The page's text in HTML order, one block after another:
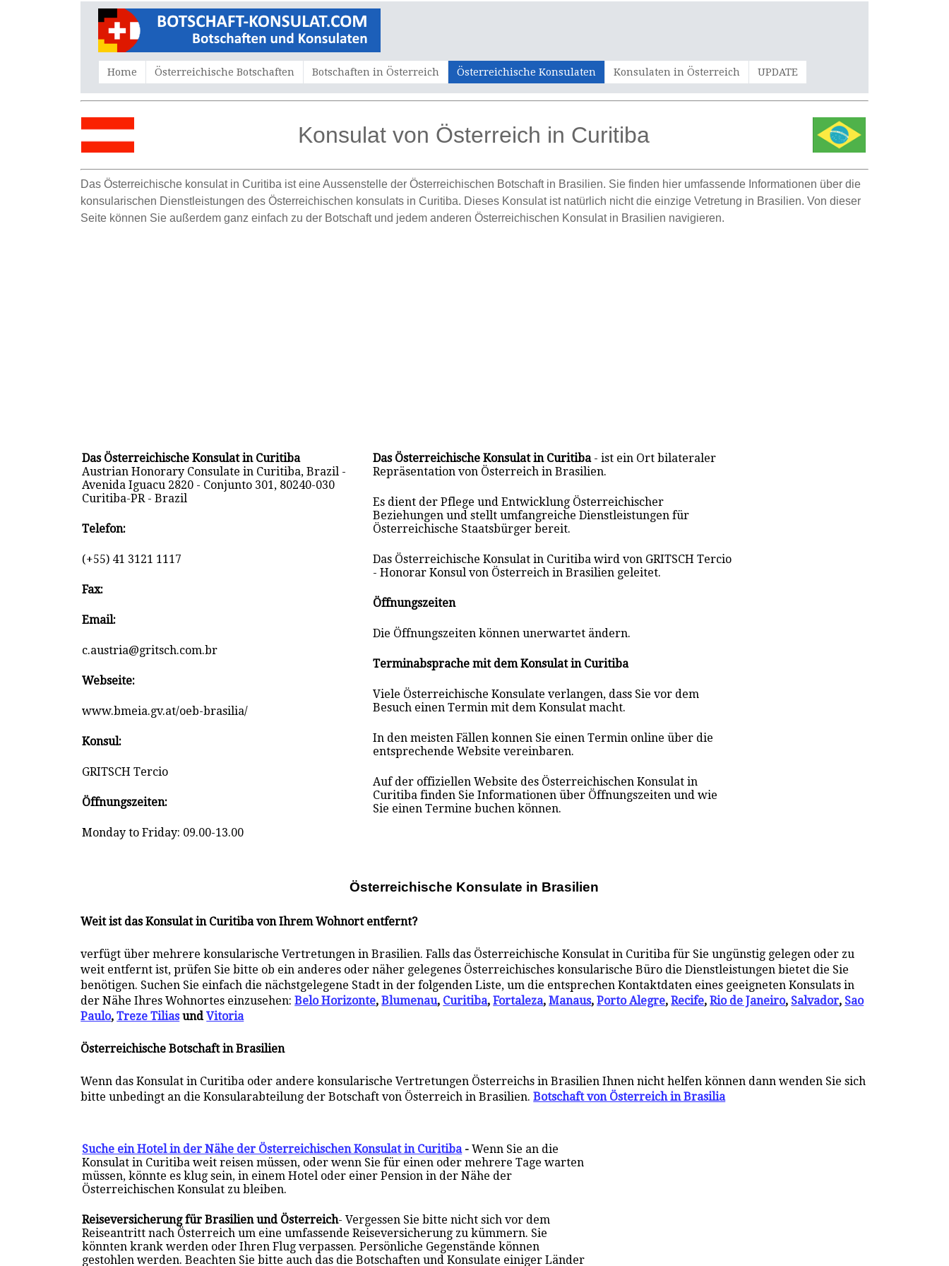
Home Österreichische Botschaften Botschaften in Österreich Österreichische Konsulaten Konsulaten in Österreich UPDATE
Konsulat von Österreich in Curitiba
Das Österreichische konsulat in Curitiba ist eine Aussenstelle der Österreichischen Botschaft in Brasilien. Sie finden hier umfassende Informationen über die
konsularischen Dienstleistungen des Österreichischen konsulats in Curitiba. Dieses Konsulat ist natürlich nicht die einzige Vetretung in Brasilien. Von dieser
Seite können Sie außerdem ganz einfach zu der Botschaft und jedem anderen Österreichischen Konsulat in Brasilien navigieren.
Das Österreichische Konsulat in Curitiba
Austrian Honorary Consulate in Curitiba, Brazil -
Avenida Iguacu 2820 - Conjunto 301, 80240-030
Curitiba-PR - Brazil
Telefon:
(+55) 41 3121 1117
Fax:
Email:
c.austria@gritsch.com.br
Webseite:
www.bmeia.gv.at/oeb-brasilia/
Konsul:
GRITSCH Tercio
Öffnungszeiten:
Monday to Friday: 09.00-13.00
Das Österreichische Konsulat in Curitiba- ist ein Ort bilateraler
Repräsentation von Österreich in Brasilien.
Es dient der Pflege und Entwicklung Österreichischer
Beziehungen und stellt umfangreiche Dienstleistungen für
Österreichische Staatsbürger bereit.
Das Österreichische Konsulat in Curitiba wird von GRITSCH Tercio
- Honorar Konsul von Österreich in Brasilien geleitet.
Öffnungszeiten
Die Öffnungszeiten können unerwartet ändern.
Terminabsprache mit dem Konsulat in Curitiba
Viele Österreichische Konsulate verlangen, dass Sie vor dem
Besuch einen Termin mit dem Konsulat macht.
In den meisten Fällen konnen Sie einen Termin online über die
entsprechende Website vereinbaren.
Auf der offiziellen Website des Österreichischen Konsulat in
Curitiba finden Sie Informationen über Öffnungszeiten und wie
Sie einen Termine buchen können.
Österreichische Konsulate in Brasilien
Weit ist das Konsulat in Curitiba von Ihrem Wohnort entfernt?
verfügt über mehrere konsularische Vertretungen in Brasilien. Falls das Österreichische Konsulat in Curitiba für Sie ungünstig gelegen oder zu
weit entfernt ist, prüfen Sie bitte ob ein anderes oder näher gelegenes Österreichisches konsularische Büro die Dienstleistungen bietet die Sie
benötigen. Suchen Sie einfach die nächstgelegene Stadt in der folgenden Liste, um die entsprechen Kontaktdaten eines geeigneten Konsulats in
der Nähe Ihres Wohnortes einzusehen:Belo Horizonte,Blumenau, Curitiba,Fortaleza,Manaus,Porto Alegre,Recife,Rio de Janeiro, Salvador, Sao
Paulo,Treze TiliasundVitoria
Österreichische Botschaft in Brasilien
Wenn das Konsulat in Curitiba oder andere konsularische Vertretungen Österreichs in Brasilien Ihnen nicht helfen können dann wenden Sie sich
bitte unbedingt an die Konsularabteilung der Botschaft von Österreich in Brasilien.Botschaft von Österreich in Brasilia
Suche ein Hotel in der Nähe der Österreichischen Konsulat in Curitiba-Wenn Sie an die
Konsulat in Curitiba weit reisen müssen, oder wenn Sie für einen oder mehrere Tage warten
müssen, könnte es klug sein, in einem Hotel oder einer Pension in der Nähe der
Österreichischen Konsulat zu bleiben.
Reiseversicherung für Brasilien und Österreich- Vergessen Sie bitte nicht sich vor dem
Reiseantritt nach Österreich um eine umfassende Reiseversicherung zu kümmern. Sie
könnten krank werden oder Ihren Flug verpassen. Persönliche Gegenstände können
gestohlen werden. Beachten Sie bitte auch das die Botschaften und Konsulate einiger Länder